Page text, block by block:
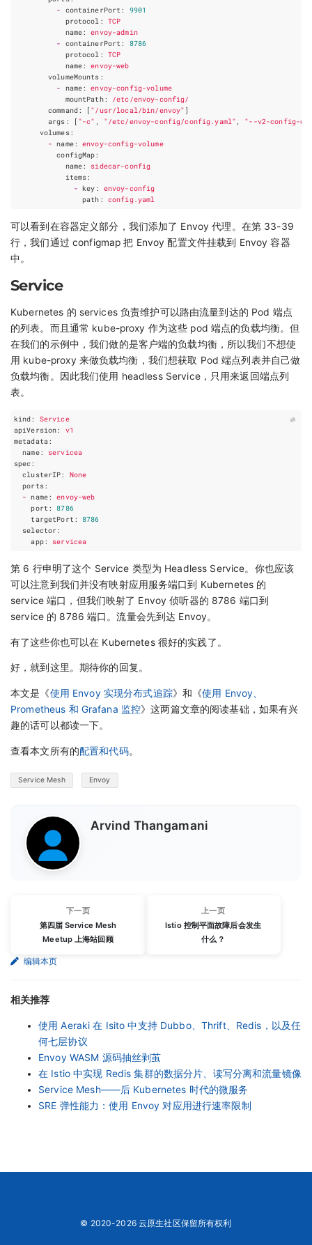
-
containerPort :
9901
protocol :
TCP
name:
envoy-admin
-
containerPort :
8786
protocol :
TCP
name:
envoy-web
volumeMounts :
-
name:
envoy-config-volume
mountPath:
/etc/envoy-config/
command: [ "/usr/local/bin/envoy" ]
args : [ "-c" , "/etc/envoy-config/config.yaml" ,
"--v2-config-
volumes:
- name:
envoy-config-volume
configMap:
name:
sidecar-config
items:
- key :
envoy-config
path : config.yaml
可以看到在容器定义部分，我们添加了 Envoy 代理。在第 33-39
行，我们通过 configmap 把 Envoy 配置文件挂载到 Envoy 容器
中。
Service
Kubernetes 的 services 负责维护可以路由流量到达的 Pod 端点
的列表。而且通常 kube-proxy 作为这些 pod 端点的负载均衡。但
在我们的示例中，我们做的是客户端的负载均衡，所以我们不想使
用 kube-proxy 来做负载均衡，我们想获取 Pod 端点列表并自己做
负载均衡。因此我们使用 headless Service，只用来返回端点列
表。
kind:
Service
apiVersion:
v1
metadata:
name:
servicea
spec :
clusterIP:
None
ports:
- name:
envoy-web
port :
8786
targetPort :
8786
selector :
app: servicea
第 6 行申明了这个 Service 类型为 Headless Service。你也应该
可以注意到我们并没有映射应用服务端口到 Kubernetes 的
service 端口，但我们映射了 Envoy 侦听器的 8786 端口到
service 的 8786 端口。流量会先到达 Envoy。
有了这些你也可以在 Kubernetes 很好的实践了。
好，就到这里。期待你的回复。
本文是《使用 Envoy 实现分布式追踪》和《使用 Envoy、
Prometheus 和 Grafana 监控》这两篇文章的阅读基础，如果有兴
趣的话可以都读一下。
查看本文所有的配置和代码。
Service Mesh Envoy
Arvind Thangamani
下一页
第四届 Service Mesh
Meetup 上海站回顾
上一页
Istio 控制平面故障后会发生
什么？
编辑本页
相关推荐
使用 Aeraki 在 Isito 中支持 Dubbo、Thrift、Redis，以及任
何七层协议
Envoy WASM 源码抽丝剥茧
在 Istio 中实现 Redis 集群的数据分片、读写分离和流量镜像
Service Mesh——后 Kubernetes 时代的微服务
SRE 弹性能力：使用 Envoy 对应用进行速率限制
© 2020-2026 云原生社区保留所有权利